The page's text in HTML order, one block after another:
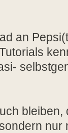
an
nur